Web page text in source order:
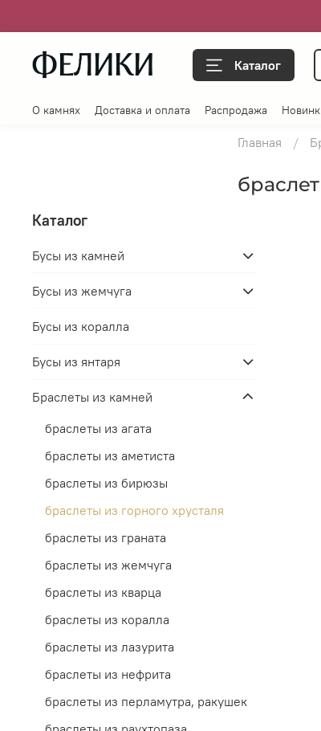
Каталог
О камнях Доставка и оплата Распродажа
Главная
Каталог
Бусы из камней
Бусы из жемчуга
Бусы из коралла
Бусы из янтаря
Браслеты из камней
браслеты из агата
браслеты из аметиста
браслеты из бирюзы
браслеты из горного хрусталя
браслеты из граната
браслеты из жемчуга
браслеты из кварца
браслеты из коралла
браслеты из лазурита
браслеты из нефрита
браслеты из перламутра, ракушек